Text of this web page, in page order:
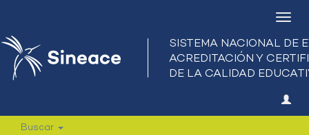
Buscar